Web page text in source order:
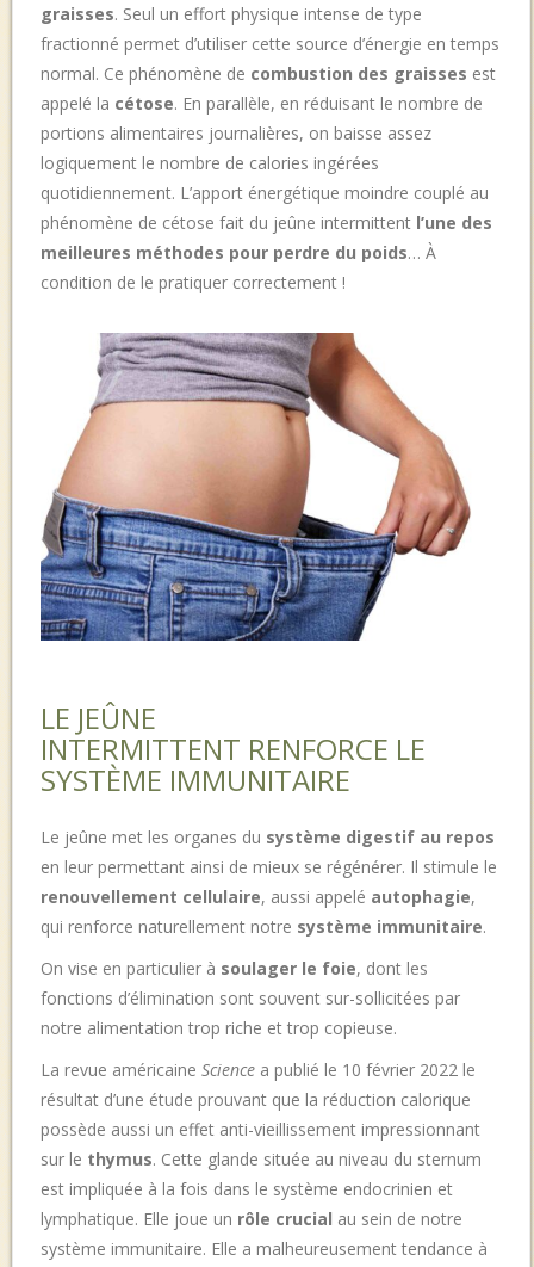
graisses. Seul un effort physique intense de type
fractionné permet d’utiliser cette source d’énergie en temps
normal. Ce phénomène de combustion des graisses est
appelé la cétose. En parallèle, en réduisant le nombre de
portions alimentaires journalières, on baisse assez
logiquement le nombre de calories ingérées
quotidiennement. L’apport énergétique moindre couplé au
phénomène de cétose fait du jeûne intermittent l’une des
meilleures méthodes pour perdre du poids… À
condition de le pratiquer correctement !
LE JEÛNE
INTERMITTENT RENFORCE LE
SYSTÈME IMMUNITAIRE
Le jeûne met les organes du système digestif au repos
en leur permettant ainsi de mieux se régénérer. Il stimule le
renouvellement cellulaire, aussi appelé autophagie,
qui renforce naturellement notre système immunitaire.
On vise en particulier à soulager le foie, dont les
fonctions d’élimination sont souvent sur-sollicitées par
notre alimentation trop riche et trop copieuse.
La revue américaine Sciencea publié le 10 février 2022 le
résultat d’une étude prouvant que la réduction calorique
possède aussi un effet anti-vieillissement impressionnant
sur le thymus. Cette glande située au niveau du sternum
est impliquée à la fois dans le système endocrinien et
lymphatique. Elle joue un rôle crucial au sein de notre
système immunitaire. Elle a malheureusement tendance à